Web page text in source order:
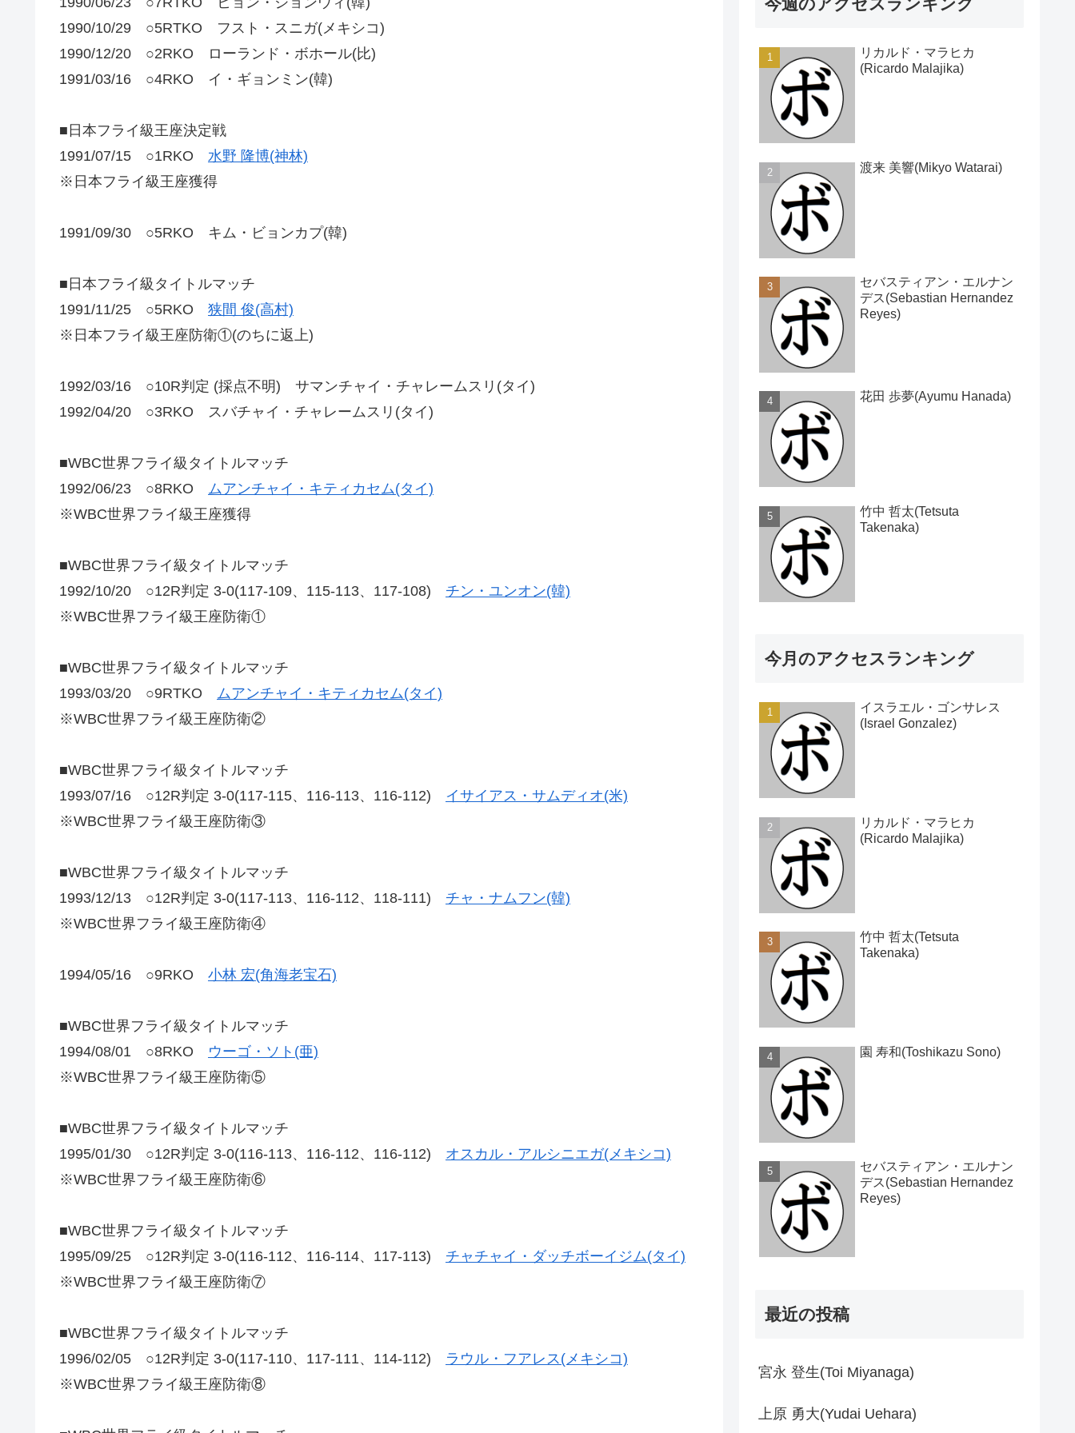
1990/10/29 ○5RTKO フスト・スニガ(メキシコ)
1990/12/20 ○2RKO ローランド・ボホール(比)
1991/03/16 ○4RKO イ・ギョンミン(韓)
■日本フライ級王座決定戦
1991/07/15 ○1RKO 水野 隆博(神林)
※日本フライ級王座獲得
1991/09/30 ○5RKO キム・ビョンカプ(韓)
■日本フライ級タイトルマッチ
1991/11/25 ○5RKO 狭間 俊(高村)
※日本フライ級王座防衛①(のちに返上)
1992/03/16 ○10R判定 (採点不明) サマンチャイ・チャレームスリ(タイ)
1992/04/20 ○3RKO スバチャイ・チャレームスリ(タイ)
■WBC世界フライ級タイトルマッチ
1992/06/23 ○8RKO ムアンチャイ・キティカセム(タイ)
※WBC世界フライ級王座獲得
■WBC世界フライ級タイトルマッチ
1992/10/20 ○12R判定 3-0(117-109、115-113、117-108) チン・ユンオン(韓)
※WBC世界フライ級王座防衛①
■WBC世界フライ級タイトルマッチ
1993/03/20 ○9RTKO ムアンチャイ・キティカセム(タイ)
※WBC世界フライ級王座防衛②
■WBC世界フライ級タイトルマッチ
1993/07/16 ○12R判定 3-0(117-115、116-113、116-112) イサイアス・サムディオ(米)
※WBC世界フライ級王座防衛③
■WBC世界フライ級タイトルマッチ
1993/12/13 ○12R判定 3-0(117-113、116-112、118-111) チャ・ナムフン(韓)
※WBC世界フライ級王座防衛④
1994/05/16 ○9RKO 小林 宏(角海老宝石)
■WBC世界フライ級タイトルマッチ
1994/08/01 ○8RKO ウーゴ・ソト(亜)
※WBC世界フライ級王座防衛⑤
■WBC世界フライ級タイトルマッチ
1995/01/30 ○12R判定 3-0(116-113、116-112、116-112) オスカル・アルシニエガ(メキシコ)
※WBC世界フライ級王座防衛⑥
■WBC世界フライ級タイトルマッチ
1995/09/25 ○12R判定 3-0(116-112、116-114、117-113) チャチャイ・ダッチボーイジム(タイ)
※WBC世界フライ級王座防衛⑦
■WBC世界フライ級タイトルマッチ
1996/02/05 ○12R判定 3-0(117-110、117-111、114-112) ラウル・フアレス(メキシコ)
※WBC世界フライ級王座防衛⑧
今週のアクセスランキング
リカルド・マラヒカ
(Ricardo Malajika)
渡来 美響(Mikyo Watarai)
セバスティアン・エルナン
デス(Sebastian Hernandez
Reyes)
花田 歩夢(Ayumu Hanada)
竹中 哲太(Tetsuta
Takenaka)
今月のアクセスランキング
イスラエル・ゴンサレス
(Israel Gonzalez)
リカルド・マラヒカ
(Ricardo Malajika)
竹中 哲太(Tetsuta
Takenaka)
園 寿和(Toshikazu Sono)
セバスティアン・エルナン
デス(Sebastian Hernandez
Reyes)
最近の投稿
宮永 登生(Toi Miyanaga)
上原 勇大(Yudai Uehara)